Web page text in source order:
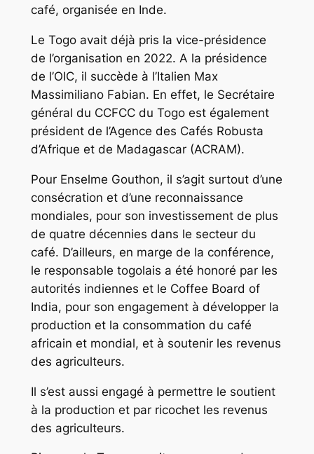
café, organisée en Inde.
Le Togo avait déjà pris la vice-présidence
de l’organisation en 2022. A la présidence
de l’OIC, il succède à l’Italien Max
Massimiliano Fabian. En effet, le Secrétaire
général du CCFCC du Togo est également
président de l’Agence des Cafés Robusta
d’Afrique et de Madagascar (ACRAM).
Pour Enselme Gouthon, il s’agit surtout d’une
consécration et d’une reconnaissance
mondiales, pour son investissement de plus
de quatre décennies dans le secteur du
café. D’ailleurs, en marge de la conférence,
le responsable togolais a été honoré par les
autorités indiennes et le Coffee Board of
India, pour son engagement à développer la
production et la consommation du café
africain et mondial, et à soutenir les revenus
des agriculteurs.
Il s’est aussi engagé à permettre le soutient
à la production et par ricochet les revenus
des agriculteurs.